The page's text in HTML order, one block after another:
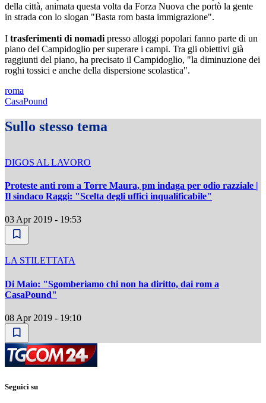
della città, animata questa volta da Forza Nuova che portò la gente
in strada con lo slogan "Basta rom basta immigrazione".
I trasferimenti di nomadi presso alloggi popolari fanno parte di un
piano del Campidoglio per superare i campi. Tra gli obiettivi già
raggiunti del piano, ha precisato il Campidoglio, "la diminuzione dei
roghi tossici e anche della dispersione scolastica".
roma
CasaPound
Sullo stesso tema
DIGOS AL LAVORO
Proteste anti rom a Torre Maura, pm indaga per odio razziale |
Il sindaco Raggi: "Scelta degli uffici inqualificabile"
03 Apr 2019 - 19:53
LA STILETTATA
Di Maio: "Sgomberiamo chi non ha diritto, dai rom a
CasaPound"
08 Apr 2019 - 19:10
Seguici su